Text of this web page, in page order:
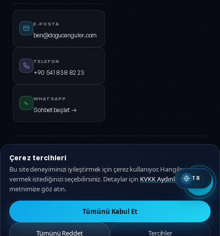
E-POSTA
ben@dogucanguler.com
TELEFON
+90 541 838 82 23
WHATSAPP
Sohbet başlat →
KVKK AydınlatmaGizlilik Politikası
🇹🇷 Türkçe 🇬🇧 EN
TR
Çerez tercihleri
Bu site deneyiminizi iyileştirmek için çerez kullanıyor. Hangilerine izin
vermek istediğinizi seçebilirsiniz. Detaylar için KVKK Aydınlatma
metnimize göz atın.
Tümünü Kabul Et
Tümünü Reddet Tercihler